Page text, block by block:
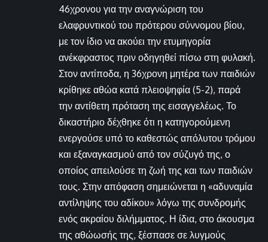
46χρονου για την αναγνώριση του
ελαφρυντικού του πρότερου σύννομου βίου,
με τον ίδιο να ακούει την ετυμηγορία
ανέκφραστος πριν οδηγηθεί πίσω στη φυλακή.
Στον αντίποδα, η 36χρονη μητέρα των παιδιών
κρίθηκε αθώα κατά πλειοψηφία (5-2), παρά
την αντίθετη πρόταση της εισαγγελέως. Το
δικαστήριο δέχθηκε ότι η κατηγορούμενη
ενεργούσε υπό το καθεστώς απόλυτου τρόμου
και εξαναγκασμού από τον σύζυγό της, ο
οποίος απειλούσε τη ζωή της και των παιδιών
τους. Στην απόφαση σημειώνεται η «αδυναμία
αντίληψης του αδίκου» λόγω της συνδρομής
ενός ακραίου διλήμματος. Η ίδια, στο άκουσμα
της αθώωσής της, ξέσπασε σε λυγμούς